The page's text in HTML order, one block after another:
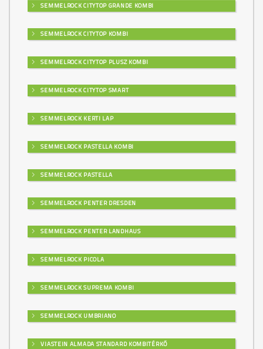
SEMMELROCK CITYTOP GRANDE KOMBI
SEMMELROCK CITYTOP KOMBI
SEMMELROCK CITYTOP PLUSZ KOMBI
SEMMELROCK CITYTOP SMART
SEMMELROCK KERTI LAP
SEMMELROCK PASTELLA KOMBI
SEMMELROCK PASTELLA
SEMMELROCK PENTER DRESDEN
SEMMELROCK PENTER LANDHAUS
SEMMELROCK PICOLA
SEMMELROCK SUPREMA KOMBI
SEMMELROCK UMBRIANO
VIASTEIN ALMADA STANDARD KOMBITÉRKŐ